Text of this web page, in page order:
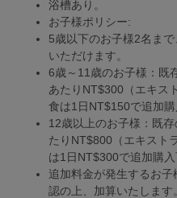
浴槽あり。
お子様ポリシー:
5歳以下のお子様2名ま
いただけます。
6歳～11歳のお子様：既
あたりNT$300（エキス
食は1日NT$150で追加購
12歳以上のお子様：既
たりNT$800（エキスト
は1日NT$300で追加購入
追加料金が発生するお
認の上、加算いたします。